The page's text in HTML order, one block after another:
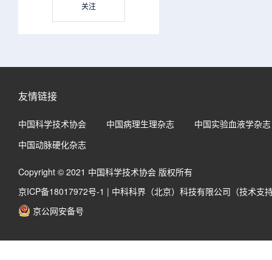
关注
友情链接
中国科学技术协会 中国病理生理杂志
中国实验血液学杂志
中国动脉硬化杂志
Copyright © 2021 中国科学技术协会 版权所有
京ICP备18017972号-1 | 中科科界（北京）科技有限公司（技术支
京公网安备号